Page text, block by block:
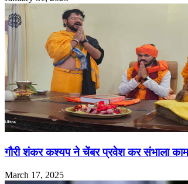
गौरी शंकर कश्यप ने चेंबर प्रवेश कर संभाला
March 17, 2025